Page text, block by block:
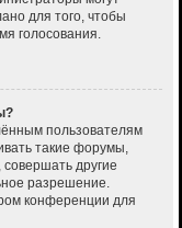
для того, чтобы
голосования.
пользователям
такие форумы,
другие
разрешение.
конференции для